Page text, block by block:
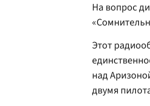
На вопрос
Этот
над
двумя